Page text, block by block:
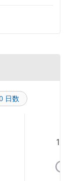
日数
12